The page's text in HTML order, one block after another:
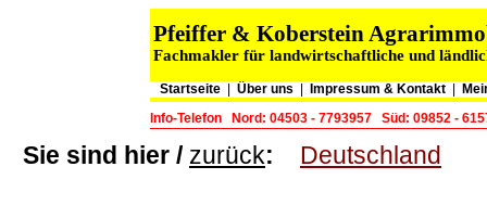
Pfeiffer & Koberstein
Fachmakler für landwirtschaftliche und
Startseite Über uns Impressum & Kontakt
Info-Telefon
Nord: 04503 - 7793957 Süd: 09852 -
Sie sind hier / zurück: Deutschland